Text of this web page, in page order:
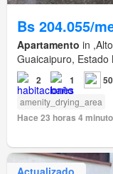
Bs 204.055/
Apartamento in
Guaicaipuro, Estado
2 1
amenity_drying_area
Hace 23 horas 4